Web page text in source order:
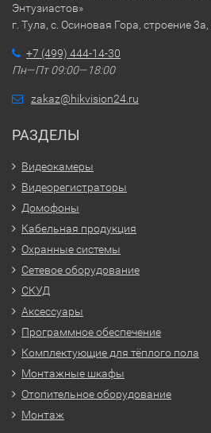
Энтузиастов»
г. Тула, с. Осиновая Гора, строение
+7 (499) 444-14-30
Пн—Пт 09:00—18:00
zakaz@hikvision24.ru
РАЗДЕЛЫ
Видеокамеры
Видеорегистраторы
Домофоны
Кабельная продукция
Охранные системы
Сетевое оборудование
СКУД
Аксессуары
Программное обеспечение
Комплектующие для тёплого пола
Монтажные шкафы
Отопительное оборудование
Монтаж